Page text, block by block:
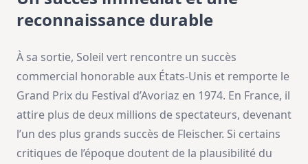
reconnaissance durable
À sa sortie, Soleil vert rencontre un succès
commercial honorable aux États-Unis et remporte le
Grand Prix du Festival d’Avoriaz en 1974. En France, il
attire plus de deux millions de spectateurs, devenant
l’un des plus grands succès de Fleischer. Si certains
critiques de l’époque doutent de la plausibilité du